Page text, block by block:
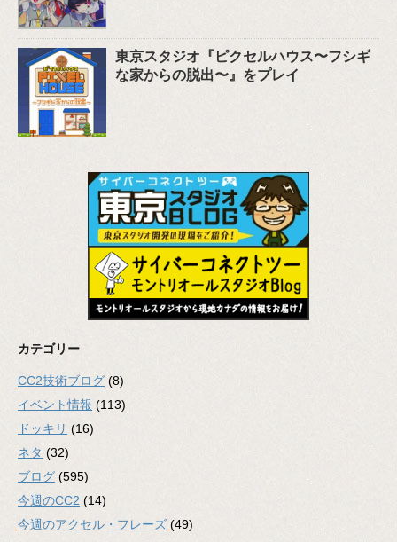
東京スタジオ『ピクセルハウス〜フシギ
な家からの脱出〜』をプレイ
カテゴリー
CC2技術ブログ (8)
イベント情報 (113)
ドッキリ (16)
ネタ (32)
ブログ (595)
今週のCC2 (14)
今週のアクセル・フレーズ (49)